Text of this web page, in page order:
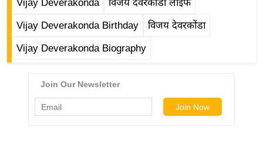
बॉ
ली
Vijay Deverakonda विजय देवरकोंडा लाइफ
Vijay Deverakonda Birthday विजय देवरकोंडा
Vijay Deverakonda Biography